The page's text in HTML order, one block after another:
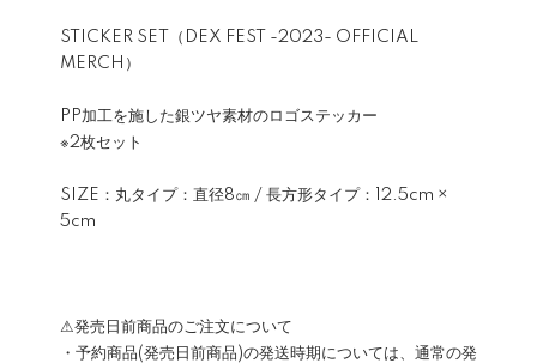
STICKER SET（DEX FEST -2023- OFFICIAL
MERCH）
PP加工を施した銀ツヤ素材のロゴステッカー
※2枚セット
SIZE：丸タイプ：直径8㎝ / 長方形タイプ：12.5cm ×
5cm
⚠発売日前商品のご注文について
・予約商品(発売日前商品)の発送時期については、通常の発